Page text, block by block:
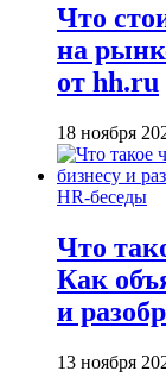
Что
на
от hh.ru
18 ноября
HR-беседы
Что
Как
и
13 ноября